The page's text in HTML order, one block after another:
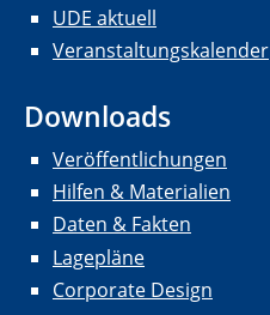
UDE aktuell
Veranstaltungskalender
Downloads
Veröffentlichungen
Hilfen & Materialien
Daten & Fakten
Lagepläne
Corporate Design